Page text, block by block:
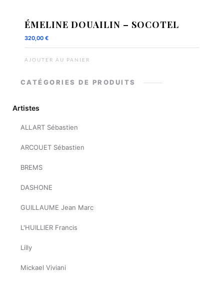
ÉMELINE DOUAILIN – SOCOTEL
320,00 €
AJOUTER AU PANIER
CATÉGORIES DE PRODUITS
Artistes
ALLART Sébastien
ARCOUET Sébastien
BREMS
DASHONE
GUILLAUME Jean Marc
L'HUILLIER Francis
Lilly
Mickael Viviani